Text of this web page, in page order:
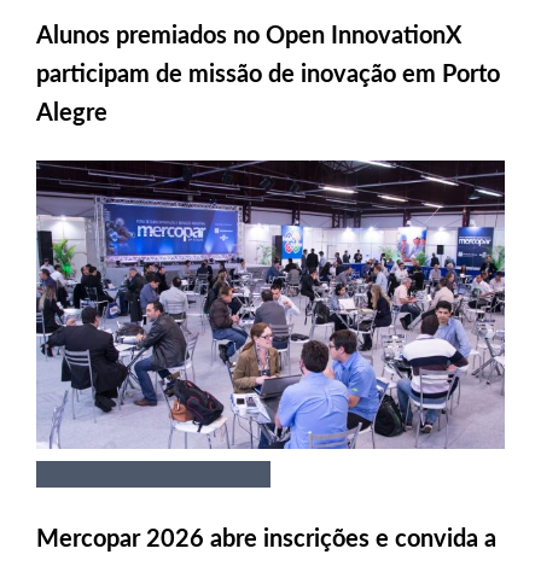
Alunos premiados no Open InnovationX
participam de missão de inovação em Porto
Alegre
Mercopar 2026 abre inscrições e convida a